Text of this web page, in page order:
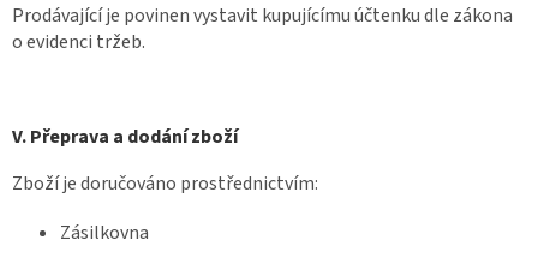
Prodávající je povinen vystavit kupujícímu účtenku dle zákona
o evidenci tržeb.
V. Přeprava a dodání zboží
Zboží je doručováno prostřednictvím:
Zásilkovna